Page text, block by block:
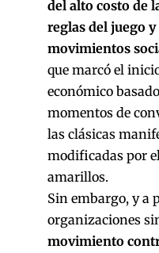
del alto costo de
reglas del juego
movimientos
que marcó el
económico
momentos de
las clásicas
modificadas por
amarillos.
Sin embargo, y a
organizaciones
movimiento